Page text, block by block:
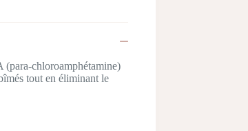
(para-chloroamphétamine)
tout en éliminant le